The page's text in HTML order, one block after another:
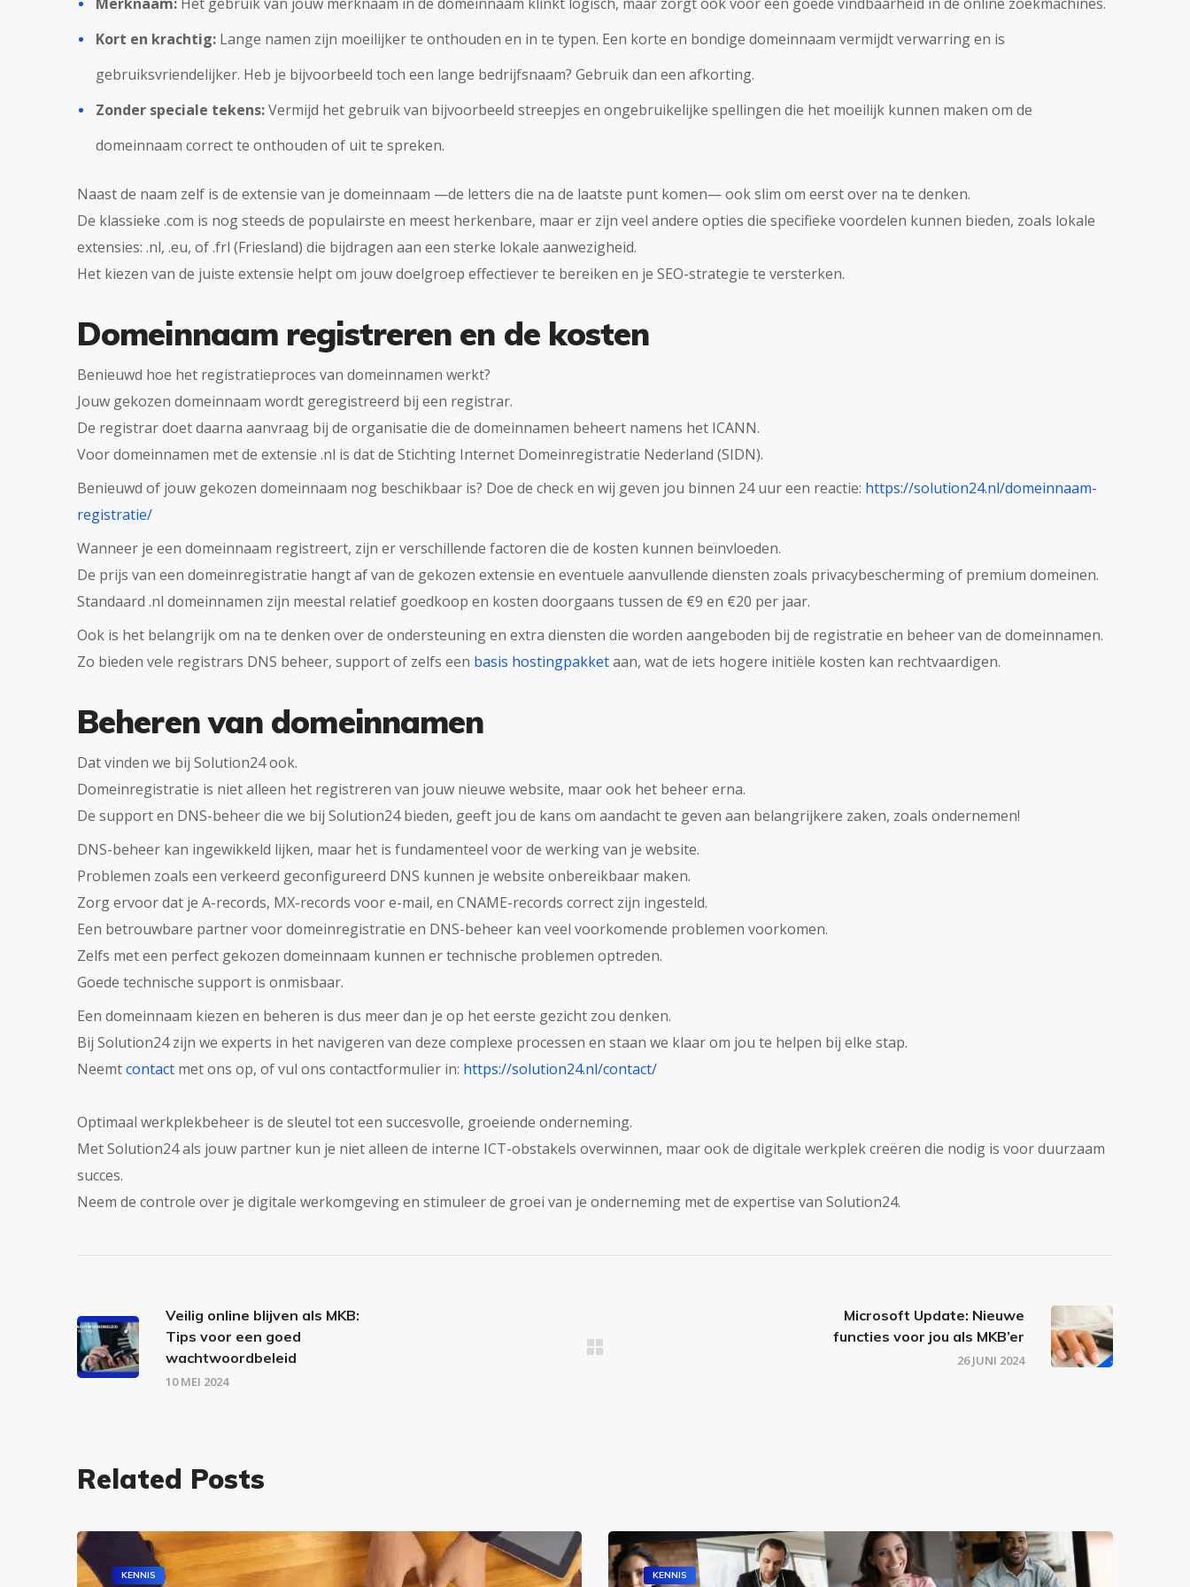
Kort en krachtig: Lange namen zijn moeilijker te onthouden en in te typen. Een korte en bondige domeinnaam vermijdt verwarring en is
gebruiksvriendelijker. Heb je bijvoorbeeld toch een lange bedrijfsnaam? Gebruik dan een afkorting.
Zonder speciale tekens:Vermijd het gebruik van bijvoorbeeld streepjes en ongebruikelijke spellingen die het moeilijk kunnen maken om de
domeinnaam correct te onthouden of uit te spreken.
Naast de naam zelf is de extensie van je domeinnaam —de letters die na de laatste punt komen— ook slim om eerst over na te denken.
De klassieke .com is nog steeds de populairste en meest herkenbare, maar er zijn veel andere opties die specifieke voordelen kunnen bieden, zoals lokale
extensies: .nl, .eu, of .frl (Friesland) die bijdragen aan een sterke lokale aanwezigheid.
Het kiezen van de juiste extensie helpt om jouw doelgroep effectiever te bereiken en je SEO-strategie te versterken.
Domeinnaam registreren en de kosten
Benieuwd hoe het registratieproces van domeinnamen werkt?
Jouw gekozen domeinnaam wordt geregistreerd bij een registrar.
De registrar doet daarna aanvraag bij de organisatie die de domeinnamen beheert namens het ICANN.
Voor domeinnamen met de extensie .nl is dat de Stichting Internet Domeinregistratie Nederland (SIDN).
Benieuwd of jouw gekozen domeinnaam nog beschikbaar is? Doe de check en wij geven jou binnen 24 uur een reactie: https://solution24.nl/domeinnaam-
registratie/
Wanneer je een domeinnaam registreert, zijn er verschillende factoren die de kosten kunnen beïnvloeden.
De prijs van een domeinregistratie hangt af van de gekozen extensie en eventuele aanvullende diensten zoals privacybescherming of premium domeinen.
Standaard .nl domeinnamen zijn meestal relatief goedkoop en kosten doorgaans tussen de €9 en €20 per jaar.
Ook is het belangrijk om na te denken over de ondersteuning en extra diensten die worden aangeboden bij de registratie en beheer van de domeinnamen.
Zo bieden vele registrars DNS beheer, support of zelfs een basis hostingpakketaan, wat de iets hogere initiële kosten kan rechtvaardigen.
Beheren van domeinnamen
Dat vinden we bij Solution24 ook.
Domeinregistratie is niet alleen het registreren van jouw nieuwe website, maar ook het beheer erna.
De support en DNS-beheer die we bij Solution24 bieden, geeft jou de kans om aandacht te geven aan belangrijkere zaken, zoals ondernemen!
DNS-beheer kan ingewikkeld lijken, maar het is fundamenteel voor de werking van je website.
Problemen zoals een verkeerd geconfigureerd DNS kunnen je website onbereikbaar maken.
Zorg ervoor dat je A-records, MX-records voor e-mail, en CNAME-records correct zijn ingesteld.
Een betrouwbare partner voor domeinregistratie en DNS-beheer kan veel voorkomende problemen voorkomen.
Zelfs met een perfect gekozen domeinnaam kunnen er technische problemen optreden.
Goede technische support is onmisbaar.
Een domeinnaam kiezen en beheren is dus meer dan je op het eerste gezicht zou denken.
Bij Solution24 zijn we experts in het navigeren van deze complexe processen en staan we klaar om jou te helpen bij elke stap.
Neemtcontact met ons op, of vul ons contactformulier in: https://solution24.nl/contact/
Optimaal werkplekbeheer is de sleutel tot een succesvolle, groeiende onderneming.
Met Solution24 als jouw partner kun je niet alleen de interne ICT-obstakels overwinnen, maar ook de digitale werkplek creëren die nodig is voor duurzaam
succes.
Neem de controle over je digitale werkomgeving en stimuleer de groei van je onderneming met de expertise van Solution24.
Veilig online blijven als MKB:
Tips voor een goed
wachtwoordbeleid
10 MEI 2024
Microsoft Update: Nieuwe
functies voor jou als MKB’er
26 JUNI 2024
Related Posts
KENNIS KENNIS